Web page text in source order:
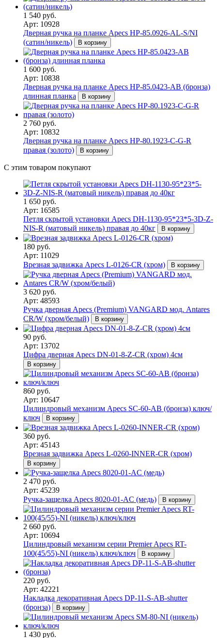
1 540 руб.
Арт: 10928
Дверная ручка на планке Apecs HP-85.0926-AL-S/NI
(сатин/никель)
В корзину
1 600 руб.
Арт: 10838
Дверная ручка на планке Apecs HP-85.0423-AB (бронза)
длинная планка
В корзину
2 760 руб.
Арт: 10832
Дверная ручка на планке Apecs HP-80.1923-C-G-R
правая (золото)
В корзину
С этим товаром покупают
1 650 руб.
Арт: 16585
Петля скрытой установки Apecs DH-1130-95*23*5-3D-Z-
NIS-R (матовый никель) правая до 40кг
В корзину
180 руб.
Арт: 11029
Врезная задвижка Apecs L-0126-CR (хром)
В корзину
3 620 руб.
Арт: 48593
Ручка дверная Apecs (Premium) VANGARD мод. Antares
CR/W (хром/белый)
В корзину
90 руб.
Арт: 13702
Цифра дверная Apecs DN-01-8-Z-CR (хром) 4см
В корзину
860 руб.
Арт: 10647
Цилиндровый механизм Apecs SC-60-AB (бронза) ключ/
ключ
В корзину
360 руб.
Арт: 45143
Врезная задвижка Apecs L-0260-INNER-CR (хром)
В корзину
2 470 руб.
Арт: 45239
Ручка-защелка Apecs 8020-01-AC (медь)
В корзину
2 660 руб.
Арт: 10694
Цилиндровый механизм серии Premier Apecs RT-
100(45/55)-NI (никель) ключ/ключ
В корзину
220 руб.
Арт: 42221
Накладка декоративная Apecs DP-11-S-AB-shutter
(бронза)
В корзину
1 430 руб.